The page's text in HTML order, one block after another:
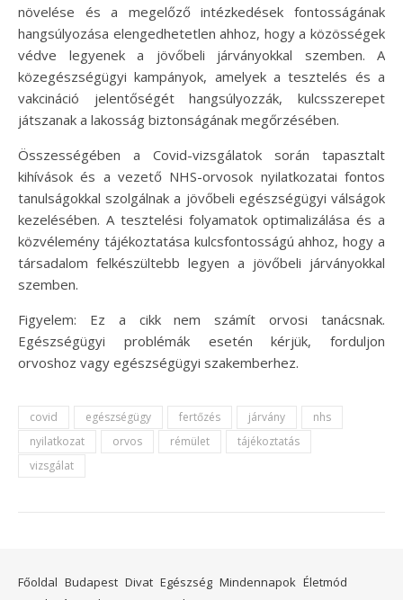
növelése és a megelőző intézkedések fontosságának
hangsúlyozása elengedhetetlen ahhoz, hogy a közösségek
védve legyenek a jövőbeli járványokkal szemben. A
közegészségügyi kampányok, amelyek a tesztelés és a
vakcináció jelentőségét hangsúlyozzák, kulcsszerepet
játszanak a lakosság biztonságának megőrzésében.
Összességében a Covid-vizsgálatok során tapasztalt
kihívások és a vezető NHS-orvosok nyilatkozatai fontos
tanulságokkal szolgálnak a jövőbeli egészségügyi válságok
kezelésében. A tesztelési folyamatok optimalizálása és a
közvélemény tájékoztatása kulcsfontosságú ahhoz, hogy a
társadalom felkészültebb legyen a jövőbeli járványokkal
szemben.
Figyelem: Ez a cikk nem számít orvosi tanácsnak.
Egészségügyi problémák esetén kérjük, forduljon
orvoshoz vagy egészségügyi szakemberhez.
covid egészségügy fertőzés járvány
nhs
nyilatkozat
orvos rémület
tájékoztatás
vizsgálat
Főoldal Budapest Divat Egészség Mindennapok Életmód